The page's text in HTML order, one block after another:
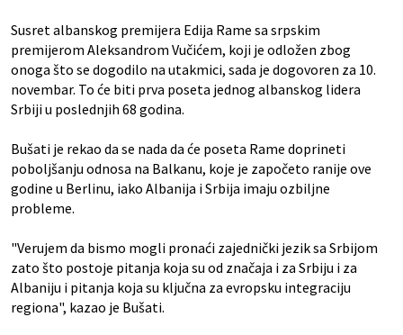
Susret albanskog premijera Edija Rame sa srpskim
premijerom Aleksandrom Vučićem, koji je odložen zbog
onoga što se dogodilo na utakmici, sada je dogovoren za 10.
novembar. To će biti prva poseta jednog albanskog lidera
Srbiji u poslednjih 68 godina.
Bušati je rekao da se nada da će poseta Rame doprineti
poboljšanju odnosa na Balkanu, koje je započeto ranije ove
godine u Berlinu, iako Albanija i Srbija imaju ozbiljne
probleme.
"Verujem da bismo mogli pronaći zajednički jezik sa Srbijom
zato što postoje pitanja koja su od značaja i za Srbiju i za
Albaniju i pitanja koja su ključna za evropsku integraciju
regiona", kazao je Bušati.